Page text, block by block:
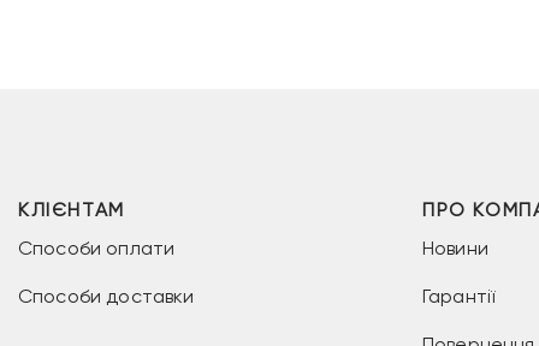
КЛІЄНТАМ
Способи оплати
Способи доставки
ПРО
Новини
Гарантії